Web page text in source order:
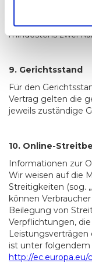
Inanspruchnahme
Mahnung und
mindestens zwei
9. Gerichtsstand
Für den
Vertrag gelten die
jeweils zuständige
10. Online-
Informationen zur
Wir weisen auf die
Streitigkeiten (sog.
können
Beilegung von
Verpflichtungen,
Leistungsverträgen
ist unter folgendem
http://ec.europa.eu/